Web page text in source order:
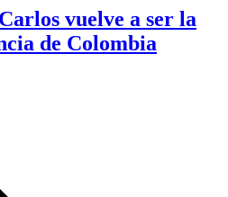
vuelve a ser la
de Colombia